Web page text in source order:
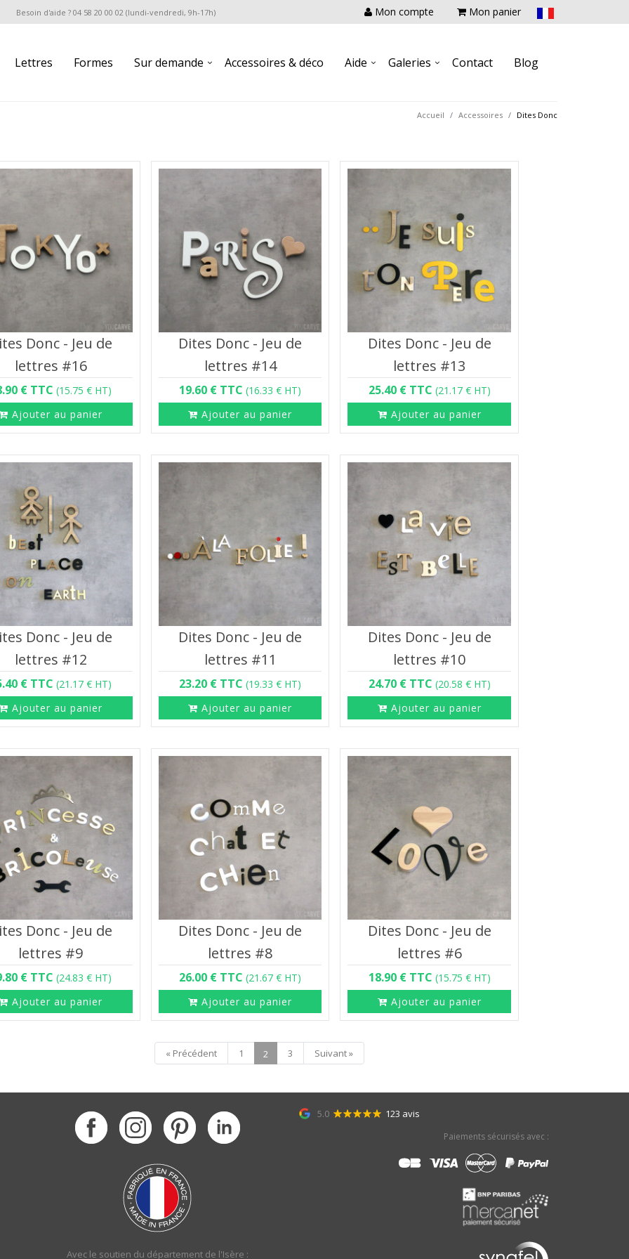
Besoin d'aide ? 04 58 20 00 02 (lundi-vendredi, 9h-17h) Mon compte Mon panier
Lettres Formes Sur demande Accessoires & déco Aide Galeries Contact Blog
Accueil Accessoires Dites Donc
Donc - Jeu de
lettres #16
€ TTC(15.75 € HT)
Ajouter au panier
Dites Donc - Jeu de
lettres #14
19.60 € TTC(16.33 € HT)
Ajouter au panier
Dites Donc - Jeu de
lettres #13
25.40 € TTC (21.17 € HT)
Ajouter au panier
Donc - Jeu de
lettres #12
€ TTC(21.17 € HT)
Ajouter au panier
Dites Donc - Jeu de
lettres #11
23.20 € TTC(19.33 € HT)
Ajouter au panier
Dites Donc - Jeu de
lettres #10
24.70 € TTC (20.58 € HT)
Ajouter au panier
Donc - Jeu de
lettres #9
€ TTC(24.83 € HT)
Ajouter au panier
Dites Donc - Jeu de
lettres #8
26.00 € TTC(21.67 € HT)
Ajouter au panier
Dites Donc - Jeu de
lettres #6
18.90 € TTC (15.75 € HT)
Ajouter au panier
« Précédent 1 2 3 Suivant »
Avec le soutien du département de l'Isère :
5.0 123 avis
Paiements sécurisés avec :